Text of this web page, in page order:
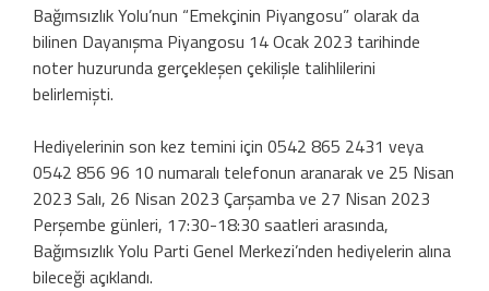
Bağımsızlık Yolu’nun “Emekçinin Piyangosu” olarak da
bilinen Dayanışma Piyangosu 14 Ocak 2023 tarihinde
noter huzurunda gerçekleşen çekilişle talihlilerini
belirlemişti.
Hediyelerinin son kez temini için 0542 865 2431 veya
0542 856 96 10 numaralı telefonun aranarak ve 25 Nisan
2023 Salı, 26 Nisan 2023 Çarşamba ve 27 Nisan 2023
Perşembe günleri, 17:30-18:30 saatleri arasında,
Bağımsızlık Yolu Parti Genel Merkezi’nden hediyelerin alına
bileceği açıklandı.